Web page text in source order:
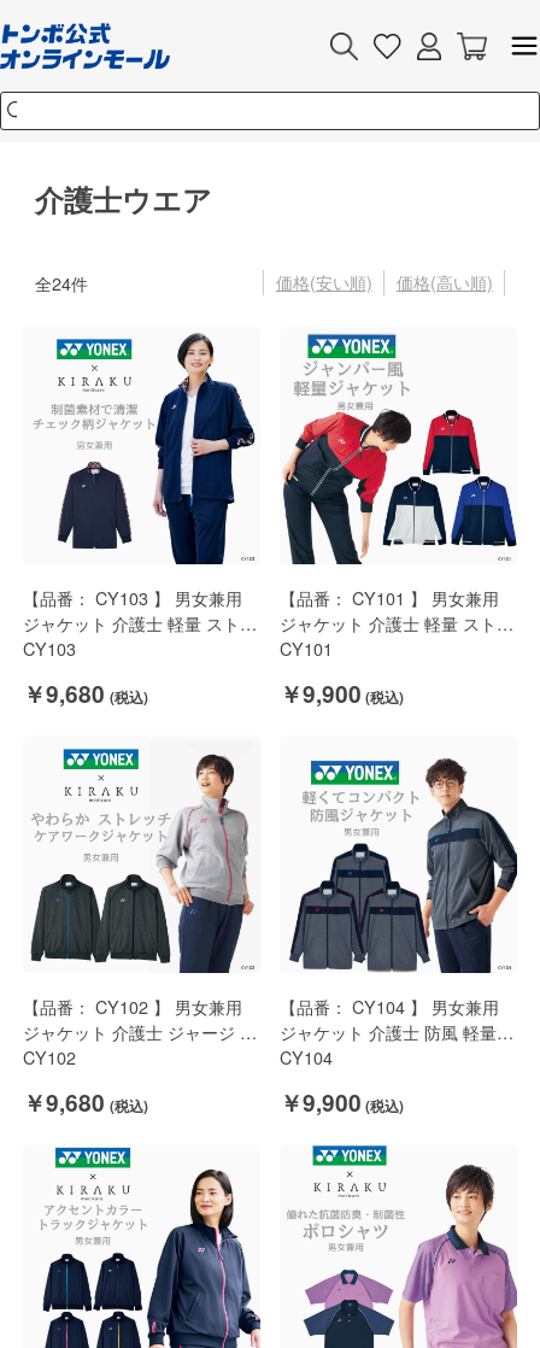
介護士ウエア
全24件 価格(安い順) 価格(高い順)
【品番： CY103 】 男女兼用
ジャケット 介護士 軽量 ストレ
ッチ チェック 制菌 SEK
CY103
￥9,680
【品番： CY101 】 男女兼用
ジャケット 介護士 軽量 ストレ
ッチ オールシーズン YONEX ×
CY101
￥9,900
【品番： CY102 】 男女兼用
ジャケット 介護士 ジャージ 上
着 ふんわり やわらか 中肉 ス
CY102
￥9,680
【品番： CY104 】 男女兼用
ジャケット 介護士 防風 軽量
コンパクト YONEX × キラク
CY104
￥9,900